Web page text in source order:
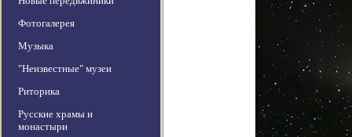
Фотогалерея
Музыка
"Неизвестные" музеи
Риторика
Русские храмы и
монастыри